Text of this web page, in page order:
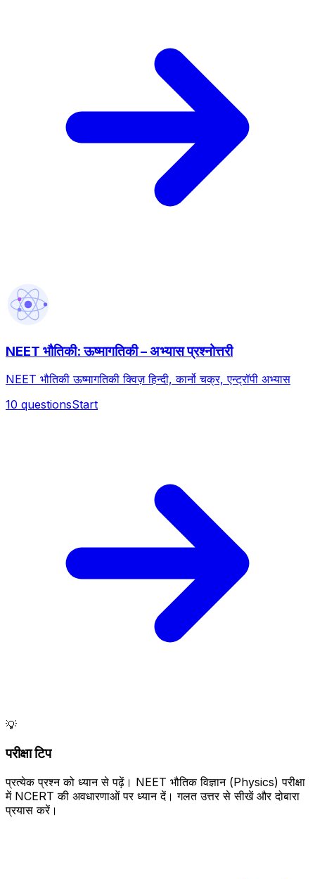
NEET भौतिकी: ऊष्मागतिकी – अभ्यास प्रश्नोत्तरी
NEET भौतिकी ऊष्मागतिकी क्विज़ हिन्दी, कार्नो चक्र, एन्ट्रॉपी अभ्यास
10 questionsStart
💡
परीक्षा टिप
प्रत्येक प्रश्न को ध्यान से पढ़ें। NEET भौतिक विज्ञान (Physics) परीक्षा
में NCERT की अवधारणाओं पर ध्यान दें। गलत उत्तर से सीखें और दोबारा
प्रयास करें।